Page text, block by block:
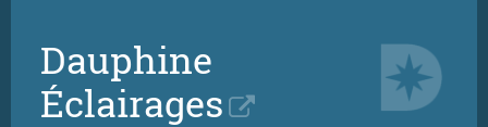
Dauphine
Éclairages